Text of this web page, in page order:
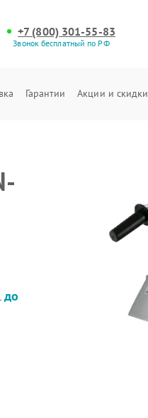
+7 (800) 301-55-83
Звонок бесплатный по РФ
Гарантии Акции и скидки
до